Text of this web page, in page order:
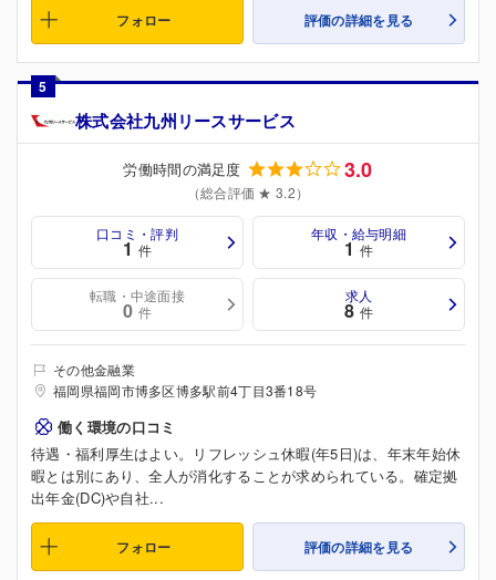
フォロー 評価の詳細を見る
5
株式会社九州リースサービス
労働時間の満足度 3.0
（総合評価 ★ 3.2）
口コミ・評判
1 件
年収・給与明細
1 件
転職・中途面接
0 件
求人
8 件
その他金融業
福岡県福岡市博多区博多駅前4丁目3番18号
働く環境の口コミ
待遇・福利厚生はよい。リフレッシュ休暇(年5日)は、年末年始休
暇とは別にあり、全人が消化することが求められている。確定拠
出年金(DC)や自社...
フォロー 評価の詳細を見る